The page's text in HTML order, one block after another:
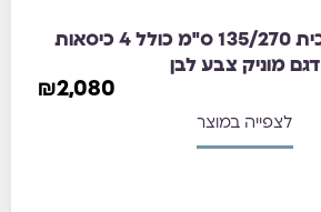
פינת אוכל זכוכית 135/270 ס"מ כולל 4 כיסאות
דגם מוניק צבע לבן
₪2,080
לצפייה במוצר